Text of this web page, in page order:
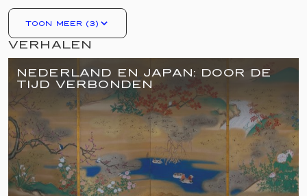
De presentatie is speciaal samengesteld ter
gelegenheid van het staatsbezoek van Keizer
Naruhito en Keizerin Masako aan Nederland.
Tijdens het staatsbezoek maakten de Keizer en
Koning Willem-Alexander gezamenlijk een
rondgang langs de getoonde objecten. Van 26
juni tot en met 27 september is de presentatie
ook toegankelijk voor publiek.
In de presentatie staan meer dan vier eeuwen
betrekkingen tussen Nederland en Japan
TOON MEER (3)
VERHALEN
NEDERLAND EN JAPAN: DOOR DE
TIJD VERBONDEN